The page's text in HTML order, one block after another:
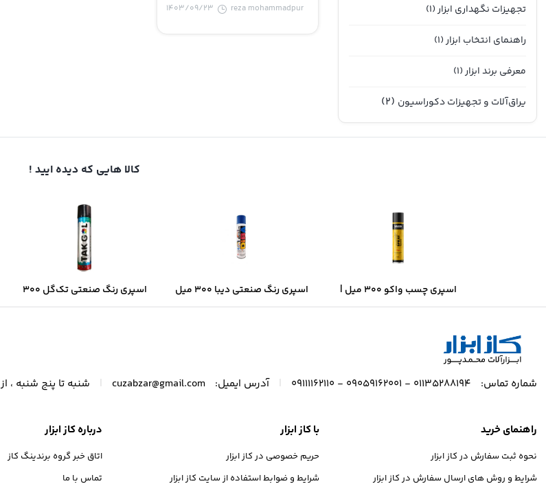
تجهیزات نگهداری ابزار(1)
راهنمای انتخاب ابزار(1)
معرفی برند ابزار(1)
یراق‌آلات و تجهیزات دکوراسیون (2)
reza mohammadpur
1403/09/23
کالا هایی که دیده ایید !
اسپری چسب واکو ۳۰۰ میل |
قدرت چسبندگی بالا، خشک‌شدن
اسپری رنگ صنعتی دیبا ۳۰۰ میل
– آبی براق | خشک‌شدن سریع و
اسپری رنگ صنعتی تک‌گل ۳۰۰
میل – مشکی براق با پوشش
شماره تماس: 01135288194 - 09059162001 - 09111162110 آدرس ایمیل: cuzabzar@gmail.com شنبه تا پنج شنبه ، از ساعت 9 صبح الی 21 پاسخگوی
راهنمای خرید
نحوه ثبت سفارش در کاز ابزار
شرایط و روش های ارسال سفارش در کاز ابزار
با کاز ابزار
حریم خصوصی در کاز ابزار
شرایط و ضوابط استفاده از سایت کاز ابزار
درباره کاز ابزار
اتاق خبر گروه برندینگ کاز
تماس با ما